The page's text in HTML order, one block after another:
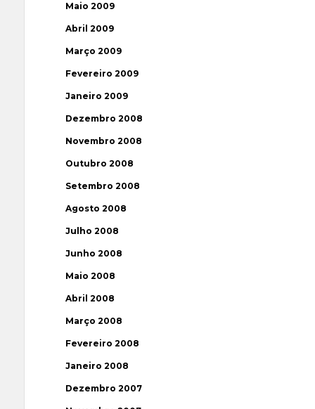
Maio 2009
Abril 2009
Março 2009
Fevereiro 2009
Janeiro 2009
Dezembro 2008
Novembro 2008
Outubro 2008
Setembro 2008
Agosto 2008
Julho 2008
Junho 2008
Maio 2008
Abril 2008
Março 2008
Fevereiro 2008
Janeiro 2008
Dezembro 2007